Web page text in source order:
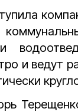
и ведут